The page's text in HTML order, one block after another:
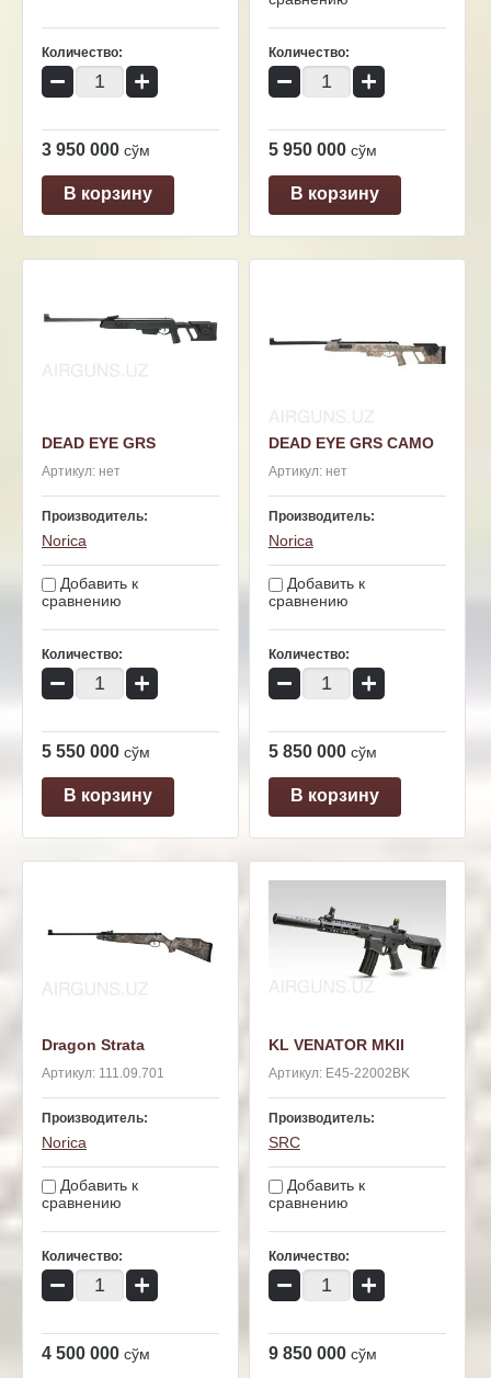
Количество:
− +
3 950 000 сўм
В корзину
Количество:
− +
5 950 000 сўм
В корзину
DEAD EYE GRS
Артикул: нет
Производитель:
Norica
Добавить к
сравнению
Количество:
− +
5 550 000 сўм
В корзину
DEAD EYE GRS CAMO
Артикул:нет
Производитель:
Norica
Добавить к
сравнению
Количество:
− +
5 850 000 сўм
В корзину
Dragon Strata
Артикул: 111.09.701
Производитель:
Norica
Добавить к
сравнению
Количество:
− +
4 500 000 сўм
KL VENATOR MKII
Артикул:E45-22002BK
Производитель:
SRC
Добавить к
сравнению
Количество:
− +
9 850 000 сўм